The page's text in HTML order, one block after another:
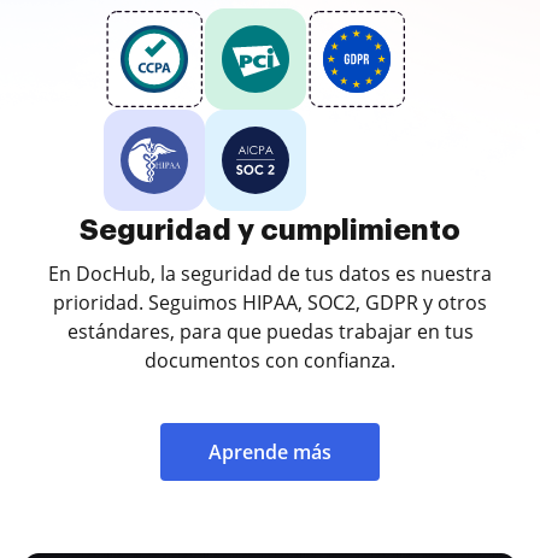
Seguridad y cumplimiento
En DocHub, la seguridad de tus datos es nuestra
prioridad. Seguimos HIPAA, SOC2, GDPR y otros
estándares, para que puedas trabajar en tus
documentos con confianza.
Aprende más